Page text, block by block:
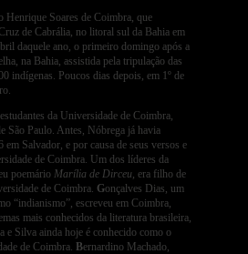
Soares de Coimbra, que
de Cabrália, no litoral sul da Bahia em
daquele ano, o primeiro domingo após a
na Bahia, assistida pela tripulação das
indígenas. Poucos dias depois, em 1º de
da Universidade de Coimbra,
São Paulo. Antes, Nóbrega já havia
Salvador, e por causa de seus versos e
de Coimbra. Um dos líderes da
poemário Marília de Dirceu, era filho de
de Coimbra. Gonçalves Dias, um
“indianismo”, escreveu em Coimbra,
mais conhecidos da literatura brasileira,
e Silva ainda hoje é conhecido como o
de Coimbra. Bernardino Machado,